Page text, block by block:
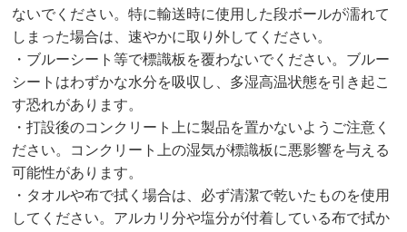
ないでください。特に輸送時に使用した段ボールが濡れて
しまった場合は、速やかに取り外してください。
・ブルーシート等で標識板を覆わないでください。ブルー
シートはわずかな水分を吸収し、多湿高温状態を引き起こ
す恐れがあります。
・打設後のコンクリート上に製品を置かないようご注意く
ださい。コンクリート上の湿気が標識板に悪影響を与える
可能性があります。
・タオルや布で拭く場合は、必ず清潔で乾いたものを使用
してください。アルカリ分や塩分が付着している布で拭か